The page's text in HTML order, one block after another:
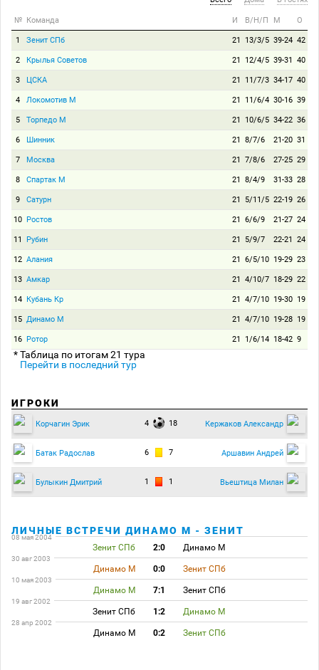
№ Команда И В/Н/П М О
1 Зенит СПб 21 13/3/5 39-24 42
2 Крылья Советов 21 12/4/5 39-31 40
3 ЦСКА 21 11/7/3 34-17 40
4 Локомотив М 21 11/6/4 30-16 39
5 Торпедо М 21 10/6/5 34-22 36
6 Шинник 21 8/7/6 21-20 31
7 Москва 21 7/8/6 27-25 29
8 Спартак М 21 8/4/9 31-33 28
9 Сатурн 21 5/11/5 22-19 26
10 Ростов 21 6/6/9 21-27 24
11 Рубин 21 5/9/7 22-21 24
12 Алания 21 6/5/10 19-29 23
13 Амкар 21 4/10/7 18-29 22
14 Кубань Кр 21 4/7/10 19-30 19
15 Динамо М 21 4/7/10 19-28 19
16 Ротор 21 1/6/14 18-42 9
* Таблица по итогам 21 тура
Перейти в последний тур
ИГРОКИ
Корчагин Эрик 4 18 Кержаков Александр
Батак Радослав 6 7 Аршавин Андрей
Булыкин Дмитрий 1 1 Вьештица Милан
ЛИЧНЫЕ ВСТРЕЧИ ДИНАМО М - ЗЕНИТ
08 мая 2004
Зенит СПб 2:0 Динамо М
30 авг 2003
Динамо М 0:0 Зенит СПб
10 мая 2003
Динамо М 7:1 Зенит СПб
19 авг 2002
Зенит СПб 1:2 Динамо М
28 апр 2002
Динамо М 0:2 Зенит СПб